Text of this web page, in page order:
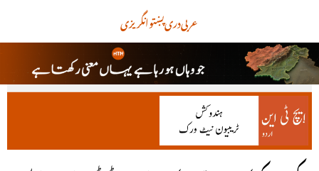
انگریزیپښتودریعربی